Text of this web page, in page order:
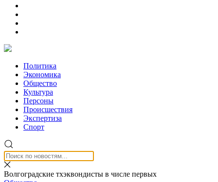
Политика
Экономика
Общество
Культура
Персоны
Происшествия
Экспертиза
Спорт
Волгоградские тхэквондисты в числе первых